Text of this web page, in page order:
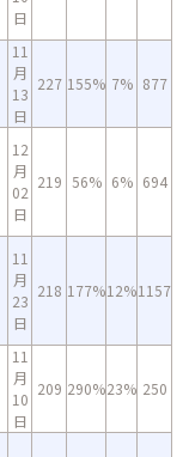
日
11
月
13
日
227 155% 7% 877
12
月
02
日
219 56% 6% 694
11
月
23
日
218 177%12%1157
11
月
10
日
209 290%23% 250